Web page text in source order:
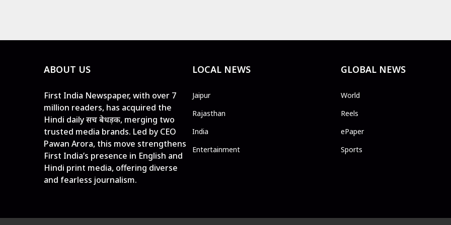
ABOUT US
First India Newspaper, with over 7
million readers, has acquired the
Hindi daily सच बेधड़क, merging two
trusted media brands. Led by CEO
Pawan Arora, this move strengthens
First India’s presence in English and
Hindi print media, offering diverse
and fearless journalism.
LOCAL NEWS
Jaipur
Rajasthan
India
Entertainment
GLOBAL NEWS
World
Reels
ePaper
Sports